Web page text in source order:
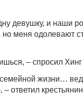
девушку, и наши
меня одолевают
– спросил
жизни…
– ответил